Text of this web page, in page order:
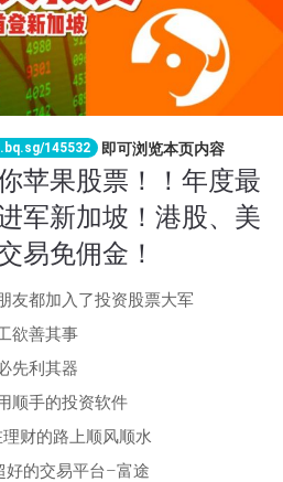
145532 即可浏览本页内容
苹果股票！！年度最
军新加坡！港股、美
易免佣金！
友都加入了投资股票大军
欲善其事
先利其器
顺手的投资软件
财的路上顺风顺水
好的交易平台–富途